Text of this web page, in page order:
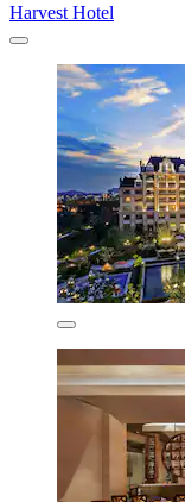
Harvest Hotel